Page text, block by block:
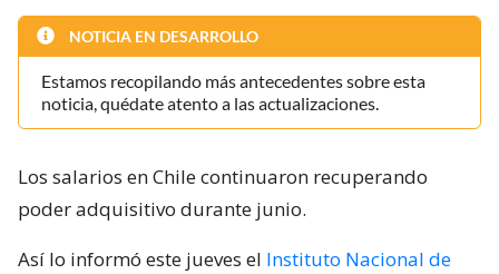
NOTICIA EN DESARROLLO
Estamos recopilando más antecedentes sobre esta
noticia, quédate atento a las actualizaciones.
Los salarios en Chile continuaron recuperando
poder adquisitivo durante junio.
Así lo informó este jueves el Instituto Nacional de